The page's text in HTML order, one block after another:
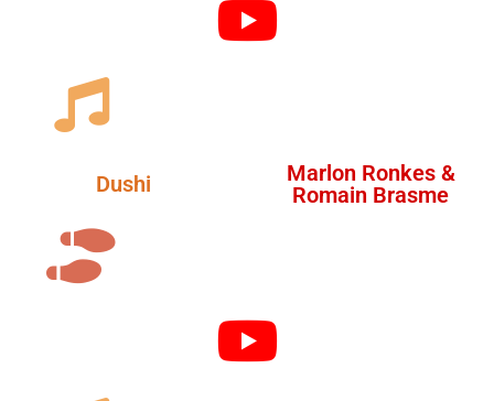
Dushi
Marlon Ronkes &
Romain Brasme